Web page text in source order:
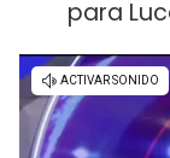
para